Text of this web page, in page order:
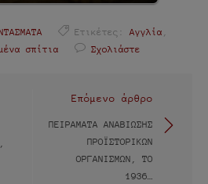
Ετικέτες: Αγγλία
σπίτια Σχολιάστε
Επόμενο άρθρο
ΠΕΙΡΆΜΑΤΑ ΑΝΑΒΊΩΣΗΣ
ΠΡΟΪΣΤΟΡΙΚΏΝ
ΟΡΓΑΝΙΣΜΏΝ, ΤΟ
1936…